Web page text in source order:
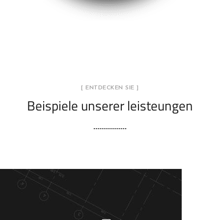
[ ENTDECKEN SIE ]
Beispiele unserer leisteungen
Neues ERP-Austauschprogramm, das zu langsam hochlief.